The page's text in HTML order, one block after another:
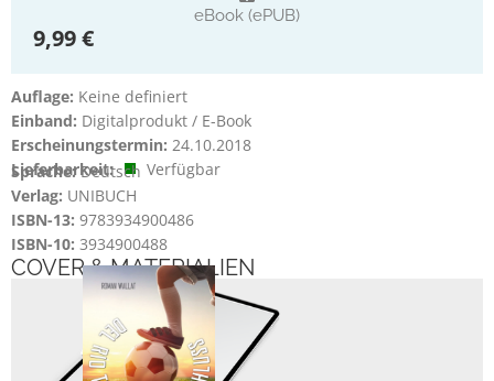
eBook (ePUB)
9,99 €
Auflage: Keine definiert
Einband: Digitalprodukt / E-Book
Erscheinungstermin: 24.10.2018
Lieferbarkeit:
Verfügbar
Sprache:Deutsch
Verlag: UNIBUCH
ISBN-13: 9783934900486
ISBN-10: 3934900488
COVER & MATERIALIEN